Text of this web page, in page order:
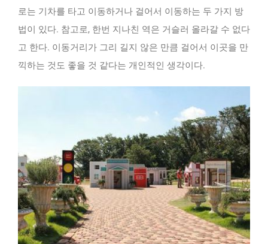
로는 기차를 타고 이동하거나 걸어서 이동하는 두 가지 방
법이 있다. 참고로, 한번 지나친 역은 거슬러 올라갈 수 없다
고 한다. 이동거리가 그리 길지 않은 만큼 걸어서 이곳을 만
끽하는 것도 좋을 것 같다는 개인적인 생각이다.